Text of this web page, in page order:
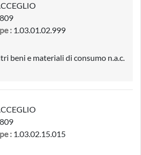
: 1.03.01.02.999
beni e materiali di consumo n.a.c.
: 1.03.02.15.015